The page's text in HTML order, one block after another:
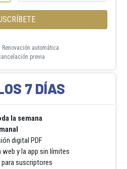
Renovación automática
previa
7 DÍAS
la semana
digital PDF
y la app sin límites
suscriptores